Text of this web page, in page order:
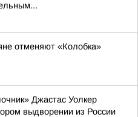
отменяют «Колобка»
Джастас Уолкер
выдворении из России